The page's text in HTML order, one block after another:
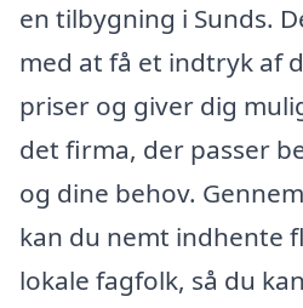
en tilbygning i Sunds.
med at få et indtryk af
priser og giver dig
det firma, der passer
og dine behov.
kan du nemt indhente
lokale fagfolk, så du